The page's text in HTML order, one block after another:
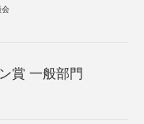
会
賞 一般部門